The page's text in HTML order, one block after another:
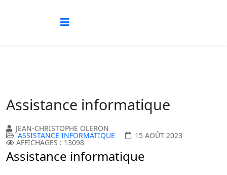
Assistance informatique
JEAN-CHRISTOPHE OLERON
ASSISTANCE INFORMATIQUE 15 AOÛT 2023
AFFICHAGES : 13098
Assistance informatique